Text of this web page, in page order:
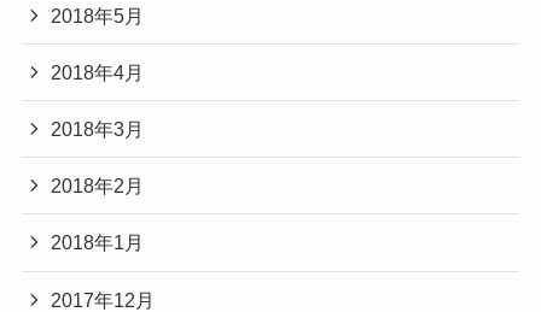
2018年5月
2018年4月
2018年3月
2018年2月
2018年1月
2017年12月